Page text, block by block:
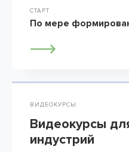
СТАРТ
По мере
ВИДЕОКУРСЫ
Видеокурсы
индустрий